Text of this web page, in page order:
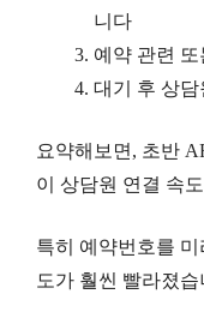
니다
예약 관련
대기 후 상
요약해보면, 초반
이 상담원 연결 속
특히 예약번호를
도가 훨씬 빨라졌습